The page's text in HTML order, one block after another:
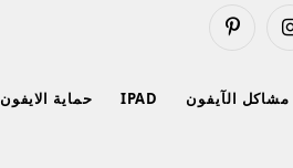
الانستغرامبينتيريست
مشاكل الآيفون IPAD حماية الايفون